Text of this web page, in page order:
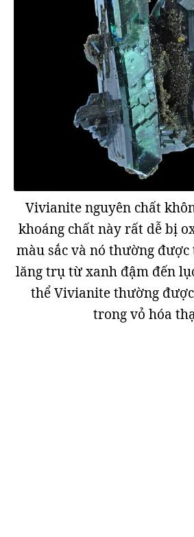
Vivianite nguyên chất
khoáng chất này rất dễ bị
màu sắc và nó thường
lăng trụ từ xanh đậm đến
thể Vivianite thường
trong vỏ hóa